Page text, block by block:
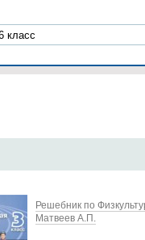
Решебник по
Матвеев А.П.